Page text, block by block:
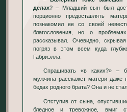
делах? – Младший сын был
порционно предоставлять
познакомил ее со своей
благословения, но о
рассказывал. Очевидно,
погряз в этом всем куда
Габриэлла.
Спрашивать «в каких?» – бессмысленно. Какой
мужчина расскажет матери даже
бедах родного брата? Она и не
Отступив от сына, опустившись на стул. Лицо ее,
бледное и тревожное, вмиг